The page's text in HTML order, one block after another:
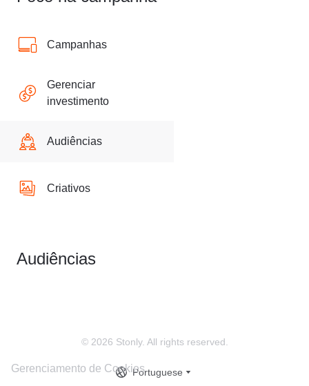
Campanhas
Gerenciar
investimento
Audiências
Criativos
Audiências
© 2026 Stonly. All rights reserved.
Portuguese
Gerenciamento de Cookies